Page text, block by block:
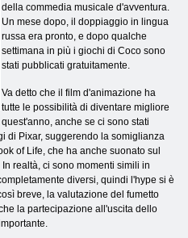
della commedia musicale d'avventura.
Un mese dopo, il doppiaggio in lingua
russa era pronto, e dopo qualche
settimana in più i giochi di Coco sono
stati pubblicati gratuitamente.
Va detto che il film d'animazione ha
tutte le possibilità di diventare migliore
quest'anno, anche se ci sono stati
di Pixar, suggerendo la somiglianza
of Life, che ha anche suonato sul
realtà, ci sono momenti simili in
diversi, quindi l'hype si è
breve, la valutazione del fumetto
la partecipazione all'uscita dello